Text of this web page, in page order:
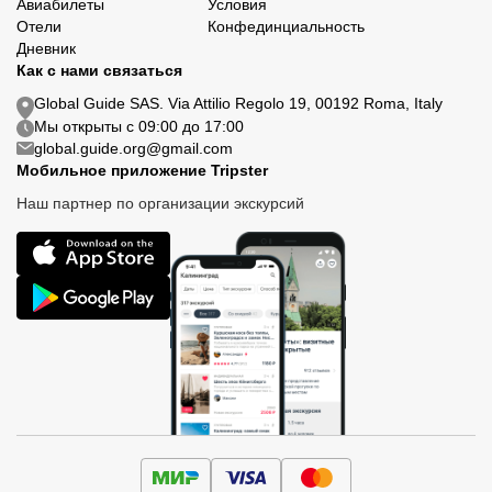
Авиабилеты
Отели
Дневник
Условия
Конфединциальность
Как с нами связаться
Global Guide SAS. Via Attilio Regolo 19, 00192 Roma, Italy
Мы открыты с 09:00 до 17:00
global.guide.org@gmail.com
Мобильное приложение Tripster
Наш партнер по организации экскурсий